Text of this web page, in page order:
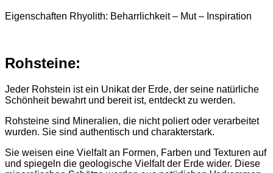
Eigenschaften Rhyolith: Beharrlichkeit – Mut – Inspiration
Rohsteine:
Jeder Rohstein ist ein Unikat der Erde, der seine natürliche
Schönheit bewahrt und bereit ist, entdeckt zu werden.
Rohsteine sind Mineralien, die nicht poliert oder verarbeitet
wurden. Sie sind authentisch und charakterstark.
Sie weisen eine Vielfalt an Formen, Farben und Texturen auf
und spiegeln die geologische Vielfalt der Erde wider. Diese